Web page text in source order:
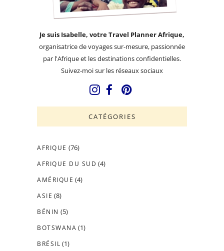
Je suis Isabelle, votre Travel Planner Afrique,
organisatrice de voyages sur-mesure, passionnée
par l'Afrique et les destinations confidentielles.
Suivez-moi sur les réseaux sociaux
CATÉGORIES
AFRIQUE (76)
AFRIQUE DU SUD (4)
AMÉRIQUE (4)
ASIE (8)
BÉNIN (5)
BOTSWANA (1)
BRÉSIL (1)